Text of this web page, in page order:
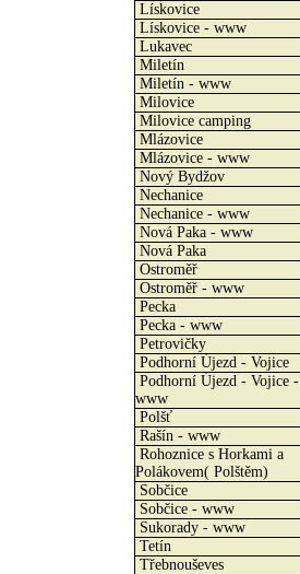
Lískovice
Lískovice - www
Lukavec
Miletín
Miletín - www
Milovice
Milovice camping
Mlázovice
Mlázovice - www
Nový Bydžov
Nechanice
Nechanice - www
Nová Paka - www
Nová Paka
Ostroměř
Ostroměř - www
Pecka
Pecka - www
Petrovičky
Podhorní Újezd - Vojice
Podhorní Újezd - Vojice -
www
Polšť
Rašín - www
Rohoznice s Horkami a
Polákovem( Polštěm)
Sobčice
Sobčice - www
Sukorady - www
Tetín
Třebnouševes